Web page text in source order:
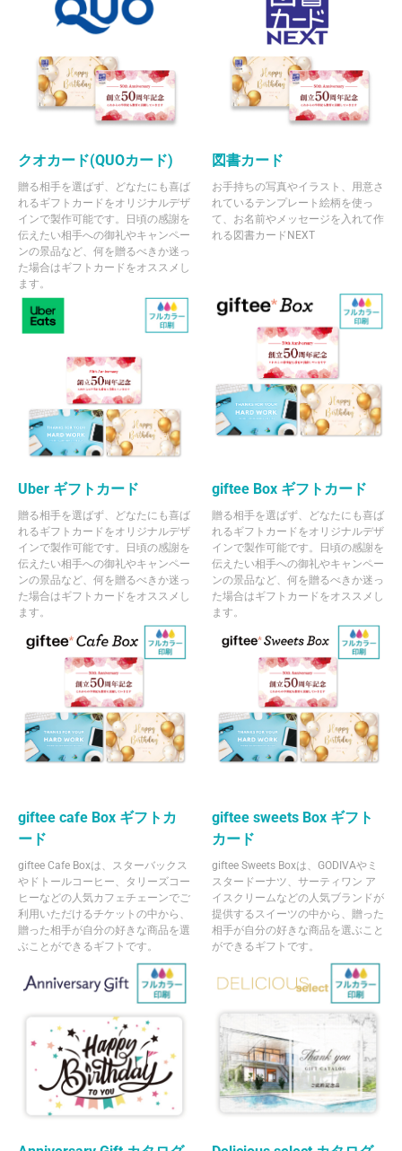
クオカード(QUOカード)
贈る相手を選ばず、どなたにも喜ば
れるギフトカードをオリジナルデザ
インで製作可能です。日頃の感謝を
伝えたい相手への御礼やキャンペー
ンの景品など、何を贈るべきか迷っ
た場合はギフトカードをオススメし
ます。
図書カード
お手持ちの写真やイラスト、用意さ
れているテンプレート絵柄を使っ
て、お名前やメッセージを入れて作
れる図書カードNEXT
Uber ギフトカード
贈る相手を選ばず、どなたにも喜ば
れるギフトカードをオリジナルデザ
インで製作可能です。日頃の感謝を
伝えたい相手への御礼やキャンペー
ンの景品など、何を贈るべきか迷っ
た場合はギフトカードをオススメし
ます。
giftee Box ギフトカード
贈る相手を選ばず、どなたにも喜ば
れるギフトカードをオリジナルデザ
インで製作可能です。日頃の感謝を
伝えたい相手への御礼やキャンペー
ンの景品など、何を贈るべきか迷っ
た場合はギフトカードをオススメし
ます。
giftee cafe Box ギフトカ
ード
giftee Cafe Boxは、スターバックス
やドトールコーヒー、タリーズコー
ヒーなどの人気カフェチェーンでご
利用いただけるチケットの中から、
贈った相手が自分の好きな商品を選
ぶことができるギフトです。
giftee sweets Box ギフト
カード
giftee Sweets Boxは、GODIVAやミ
スタードーナツ、サーティワン ア
イスクリームなどの人気ブランドが
提供するスイーツの中から、贈った
相手が自分の好きな商品を選ぶこと
ができるギフトです。